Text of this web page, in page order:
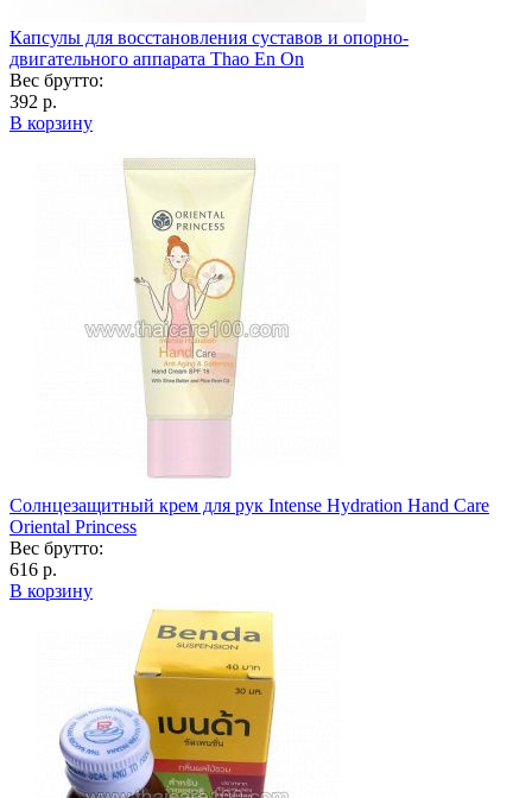
Капсулы для восстановления суставов и опорно-
двигательного аппарата Thao En On
Вес брутто:
392 р.
В корзину
Солнцезащитный крем для рук Intense Hydration Hand Care
Oriental Princess
Вес брутто:
616 р.
В корзину